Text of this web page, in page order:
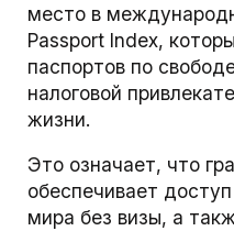
место в
Passport Index,
паспортов по
налоговой
жизни.
Это означает, что
обеспечивает
мира без визы, а